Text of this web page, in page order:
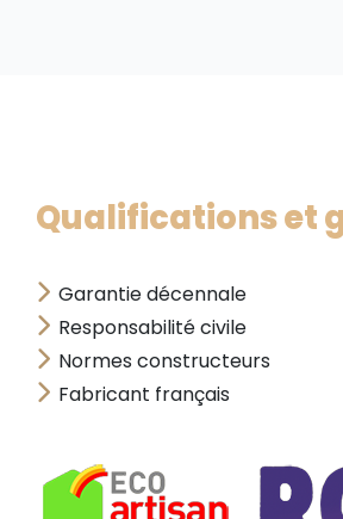
Qualifications et
Garantie décennale
Responsabilité civile
Normes constructeurs
Fabricant français